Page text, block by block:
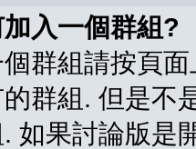
入一個群組?
群組請按頁
群組. 但是不
如果討論版是